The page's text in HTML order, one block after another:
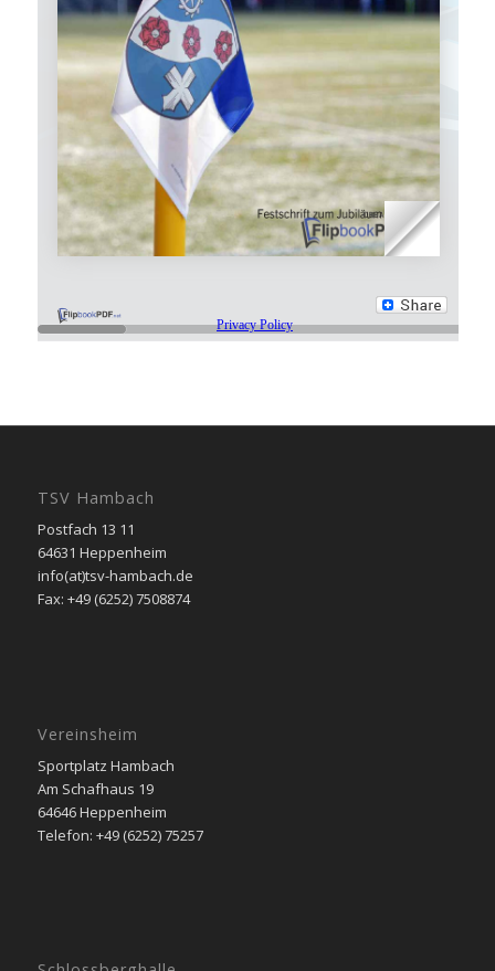
TSV Hambach
Postfach 13 11
64631 Heppenheim
info(at)tsv-hambach.de
Fax: +49 (6252) 7508874
Vereinsheim
Sportplatz Hambach
Am Schafhaus 19
64646 Heppenheim
Telefon: +49 (6252) 75257